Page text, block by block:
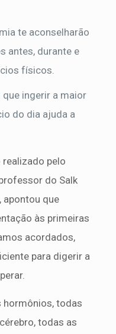
te aconselharão
antes, durante e
físicos.
ingerir a maior
do dia ajuda a
pelo
do Salk
apontou que
às primeiras
acordados,
para digerir a
hormônios, todas
todas as